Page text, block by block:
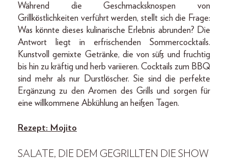
Während die Geschmacksknospen von
Grillköstlichkeiten verführt werden, stellt sich die Frage:
Was könnte dieses kulinarische Erlebnis abrunden? Die
Antwort liegt in erfrischenden Sommercocktails.
Kunstvoll gemixte Getränke, die von süß und fruchtig
bis hin zu kräftig und herb variieren. Cocktails zum BBQ
sind mehr als nur Durstlöscher. Sie sind die perfekte
Ergänzung zu den Aromen des Grills und sorgen für
eine willkommene Abkühlung an heißen Tagen.
Rezept: Mojito
SALATE, DIE DEM GEGRILLTEN DIE SHOW